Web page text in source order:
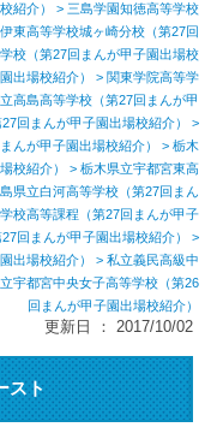
紹介）
> 三島学園知徳高等学校
東高等学校城ヶ崎分校（第27回
校（第27回まんが甲子園出場校
出場校紹介） > 関東学院高等学
高島高等学校（第27回まんが甲
回まんが甲子園出場校紹介）
>
んが甲子園出場校紹介）
> 栃木
校紹介）
> 栃木県立宇都宮東高
県立白河高等学校（第27回まん
校高等課程（第27回まんが甲子
回まんが甲子園出場校紹介）
>
出場校紹介）
> 私立義民高級中
宇都宮中央女子高等学校（第26
回まんが甲子園出場校紹介）
更新日 ： 2017/10/02
スト